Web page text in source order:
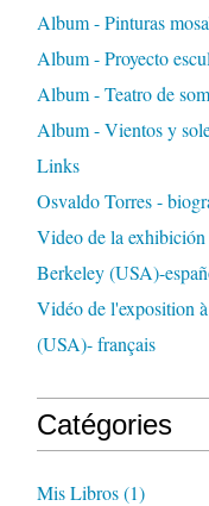
Album - Pinturas
Album - Proyecto
Album - Teatro de
Album - Vientos y
Links
Osvaldo Torres -
Video de la exhibición
Berkeley (USA)-
Vidéo de l'exposition
(USA)- français
Catégories
Mis Libros(1)